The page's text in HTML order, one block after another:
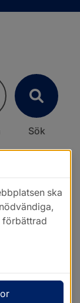
Sök
ska
förbättrad